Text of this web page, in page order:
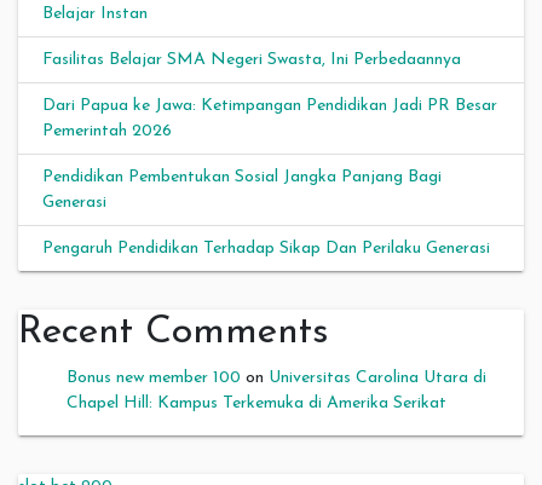
Belajar Instan
Fasilitas Belajar SMA Negeri Swasta, Ini Perbedaannya
Dari Papua ke Jawa: Ketimpangan Pendidikan Jadi PR Besar
Pemerintah 2026
Pendidikan Pembentukan Sosial Jangka Panjang Bagi
Generasi
Pengaruh Pendidikan Terhadap Sikap Dan Perilaku Generasi
Recent Comments
Bonus new member 100 on Universitas Carolina Utara di
Chapel Hill: Kampus Terkemuka di Amerika Serikat